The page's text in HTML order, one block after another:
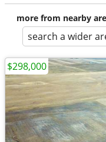
more from nearby
search a wider
$298,000